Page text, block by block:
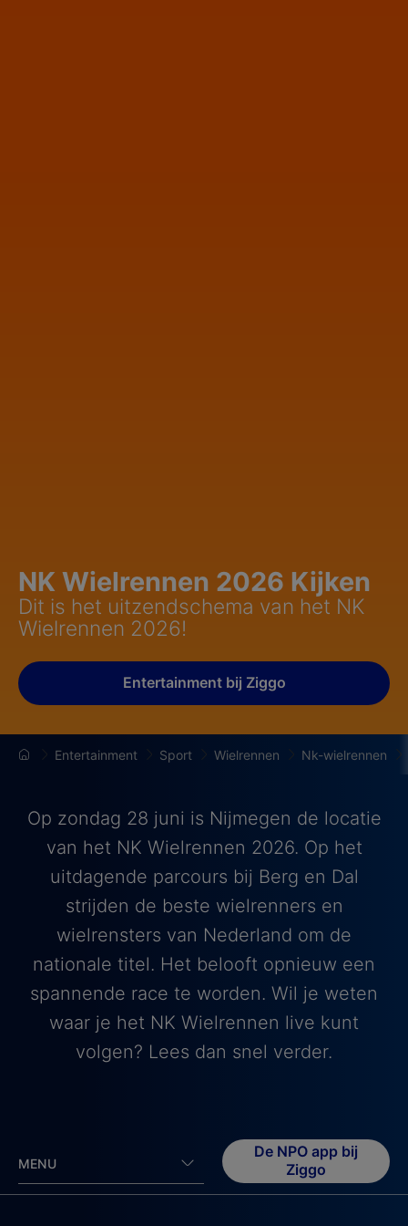
NK Wielrennen 2026 Kijken
Dit is het uitzendschema van het NK
Wielrennen 2026!
Entertainment bij Ziggo
Entertainment Sport Wielrennen Nk-wielrennen
Op zondag 28 juni is Nijmegen de locatie
van het NK Wielrennen 2026. Op het
uitdagende parcours bij Berg en Dal
strijden de beste wielrenners en
wielrensters van Nederland om de
nationale titel. Het belooft opnieuw een
spannende race te worden. Wil je weten
waar je het NK Wielrennen live kunt
volgen? Lees dan snel verder.
MENU
De NPO app bij
Ziggo